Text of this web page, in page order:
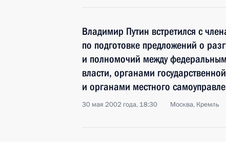
Владимир Путин встретился с
по подготовке предложений о
и полномочий между
власти, органами
и органами местного
30 мая 2002 года, 18:30 Москва, Кремль